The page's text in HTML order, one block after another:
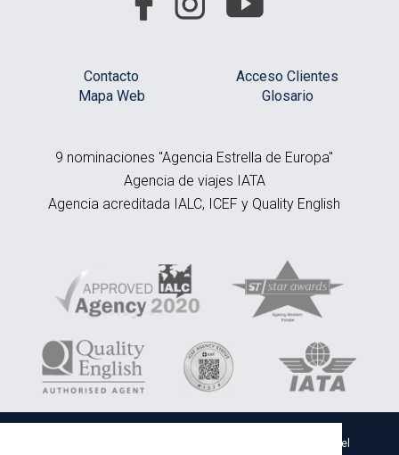
Contacto
Mapa Web
Acceso Clientes
Glosario
9 nominaciones "Agencia Estrella de Europa"
Agencia de viajes IATA
Agencia acreditada IALC, ICEF y Quality English
EMY Bidaiak SL - CIF B20674180 - Inscrita en el